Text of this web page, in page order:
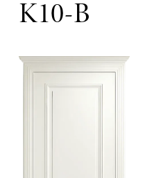
K10-B